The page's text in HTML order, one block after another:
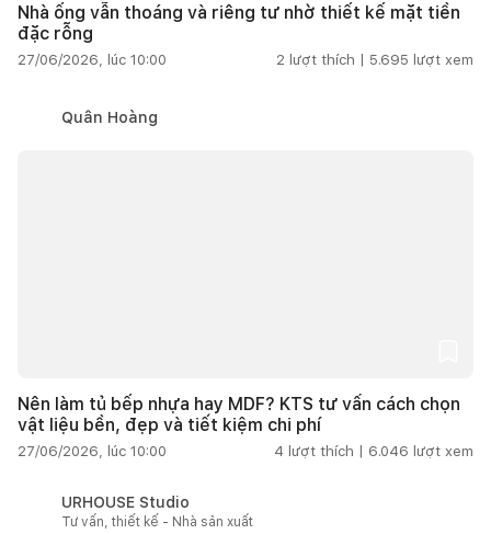
Nhà ống vẫn thoáng và riêng tư nhờ thiết kế mặt tiền
đặc rỗng
27/06/2026, lúc 10:00 2 lượt thích | 5.695 lượt xem
Quân Hoàng
Nên làm tủ bếp nhựa hay MDF? KTS tư vấn cách chọn
vật liệu bền, đẹp và tiết kiệm chi phí
27/06/2026, lúc 10:00 4 lượt thích | 6.046 lượt xem
URHOUSE Studio
Tư vấn, thiết kế - Nhà sản xuất